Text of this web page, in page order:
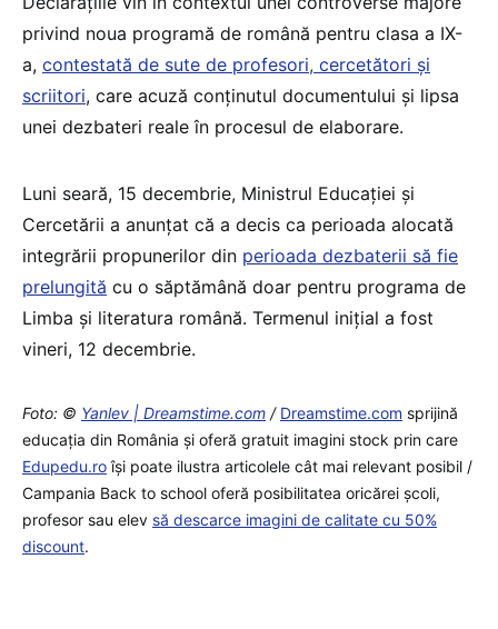
privind noua programă de română pentru clasa a IX-
a, contestată de sute de profesori, cercetători și
scriitori, care acuză conținutul documentului și lipsa
unei dezbateri reale în procesul de elaborare.
Luni seară, 15 decembrie, Ministrul Educației și
Cercetării a anunțat că a decis ca perioada alocată
integrării propunerilor din perioada dezbaterii să fie
prelungită cu o săptămână doar pentru programa de
Limba și literatura română. Termenul inițial a fost
vineri, 12 decembrie.
Foto: © Yanlev | Dreamstime.com / Dreamstime.com sprijină
educaţia din România şi oferă gratuit imagini stock prin care
Edupedu.roîşi poate ilustra articolele cât mai relevant posibil /
Campania Back to school oferă posibilitatea oricărei școli,
profesor sau elev să descarce imagini de calitate cu 50%
discount.